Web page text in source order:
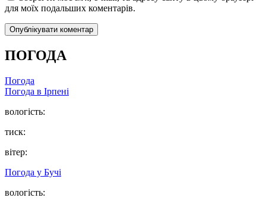
для моїх подальших коментарів.
ПОГОДА
Погода
Погода в Ірпені
вологість:
тиск:
вітер:
Погода у Бучі
вологість: